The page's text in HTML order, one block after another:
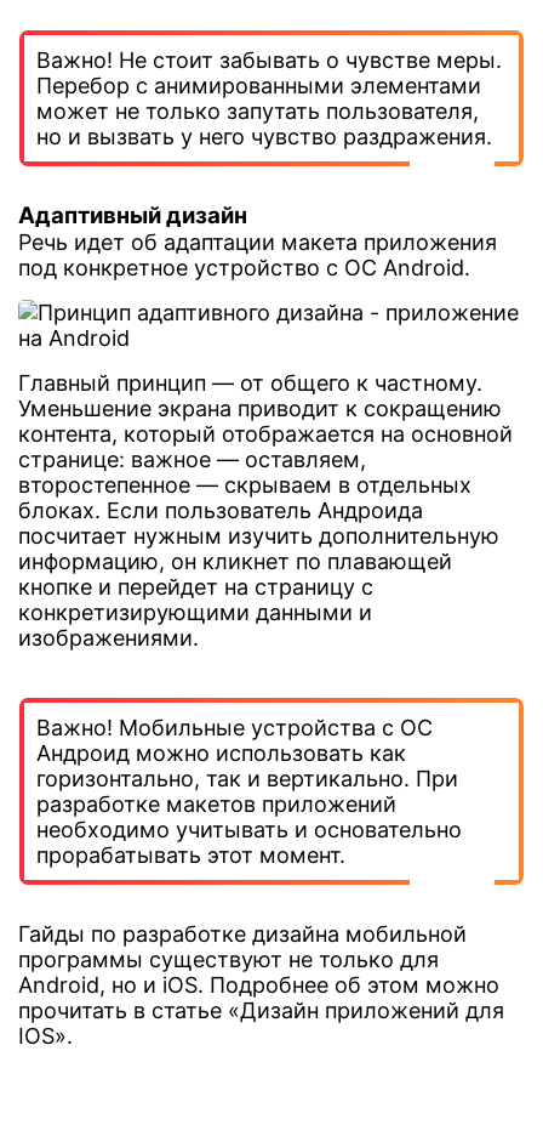
Важно! Не стоит забывать о чувстве меры.
Перебор с анимированными элементами
может не только запутать пользователя,
но и вызвать у него чувство раздражения.
Адаптивный дизайн
Речь идет об адаптации макета приложения
под конкретное устройство с ОС Android.
Главный принцип — от общего к частному.
Уменьшение экрана приводит к сокращению
контента, который отображается на основной
странице: важное — оставляем,
второстепенное — скрываем в отдельных
блоках. Если пользователь Андроида
посчитает нужным изучить дополнительную
информацию, он кликнет по плавающей
кнопке и перейдет на страницу с
конкретизирующими данными и
изображениями.
Важно! Мобильные устройства с ОС
Андроид можно использовать как
горизонтально, так и вертикально. При
разработке макетов приложений
необходимо учитывать и основательно
прорабатывать этот момент.
Гайды по разработке дизайна мобильной
программы существуют не только для
Android, но и iOS. Подробнее об этом можно
прочитать в статье «Дизайн приложений для
IOS».